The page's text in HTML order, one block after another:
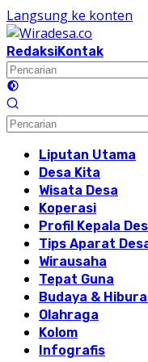
Langsung ke konten
RedaksiKontak
Liputan Utama
Desa Kita
Wisata Desa
Koperasi
Profil Kepala
Tips Aparat
Wirausaha
Tepat Guna
Budaya &
Olahraga
Kolom
Infografis